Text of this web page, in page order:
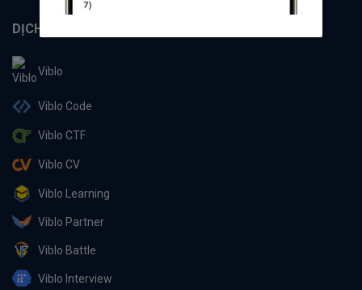
DỊCH VỤ
Viblo
Viblo Code
Viblo CTF
Viblo CV
Viblo Learning
Viblo Partner
Viblo Battle
Viblo Interview